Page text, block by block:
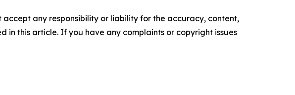
accept any responsibility or liability for the accuracy, content,
in this article. If you have any complaints or copyright issues